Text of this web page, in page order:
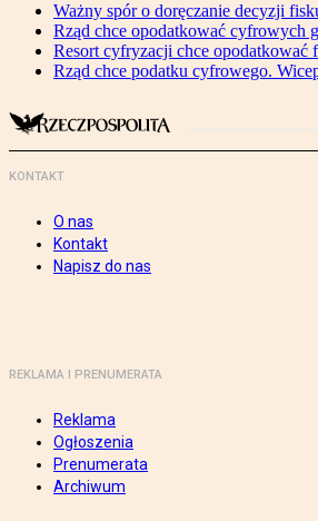
Ważny spór o doręczanie decyzji
Rząd chce opodatkować cyfrowych
Resort cyfryzacji chce opodatkować
Rząd chce podatku cyfrowego.
KONTAKT
O nas
Kontakt
Napisz do nas
REKLAMA I PRENUMERATA
Reklama
Ogłoszenia
Prenumerata
Archiwum